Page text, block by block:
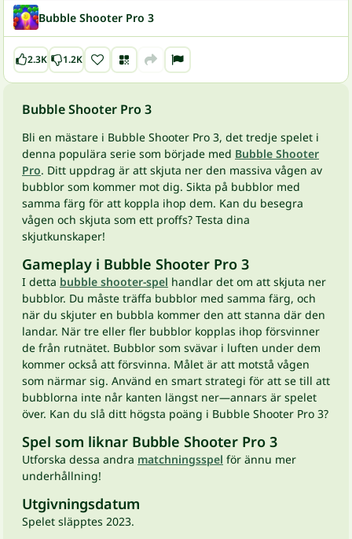
Bubble Shooter Pro 3
2.3K 1.2K
Bubble Shooter Pro 3
Bli en mästare i Bubble Shooter Pro 3, det tredje spelet i
denna populära serie som började med Bubble Shooter
Pro. Ditt uppdrag är att skjuta ner den massiva vågen av
bubblor som kommer mot dig. Sikta på bubblor med
samma färg för att koppla ihop dem. Kan du besegra
vågen och skjuta som ett proffs? Testa dina
skjutkunskaper!
Gameplay i Bubble Shooter Pro 3
I detta bubble shooter-spel handlar det om att skjuta ner
bubblor. Du måste träffa bubblor med samma färg, och
när du skjuter en bubbla kommer den att stanna där den
landar. När tre eller fler bubblor kopplas ihop försvinner
de från rutnätet. Bubblor som svävar i luften under dem
kommer också att försvinna. Målet är att motstå vågen
som närmar sig. Använd en smart strategi för att se till att
bubblorna inte når kanten längst ner—annars är spelet
över. Kan du slå ditt högsta poäng i Bubble Shooter Pro 3?
Spel som liknar Bubble Shooter Pro 3
Utforska dessa andra matchningsspel för ännu mer
underhållning!
Utgivningsdatum
Spelet släpptes 2023.